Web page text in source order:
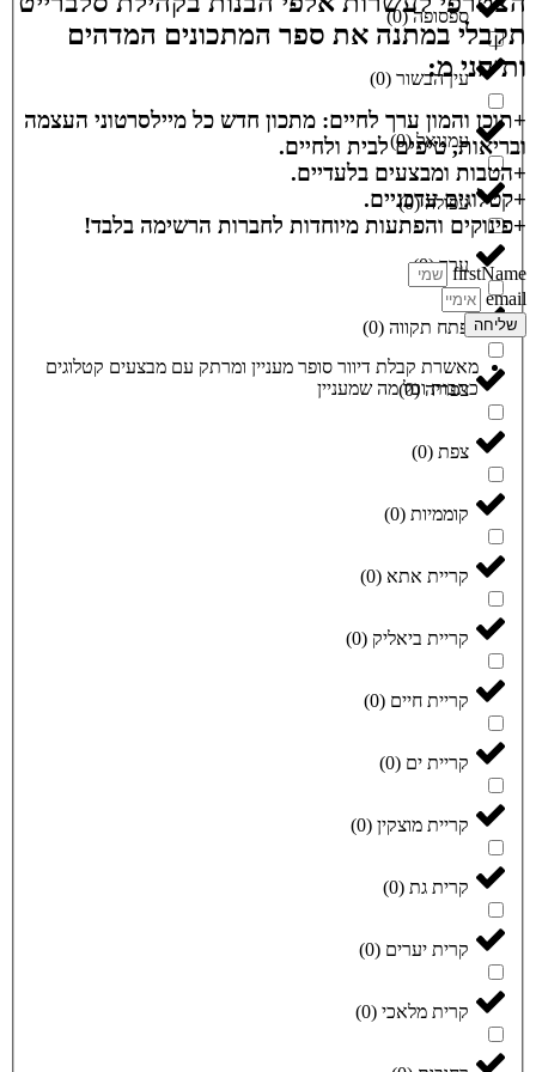
ספסופה(
0
)
עין הבשור (
0
)
עמנואל(
0
)
עפולה(
0
)
ערד(
0
)
פתח תקווה (
0
)
צפריה(
0
)
צפת (
0
)
קוממיות (
0
)
קריית אתא (
0
)
קריית ביאליק (
0
)
קריית חיים (
0
)
קריית ים (
0
)
קריית מוצקין (
0
)
קרית גת (
0
)
קרית יערים (
0
)
קרית מלאכי (
0
)
תקבלי במתנה את ספר המתכונים המדהים
ותיהני מ:
+תוכן והמון ערך לחיים: מתכון חדש כל מיילסרטוני העצמה
ובריאות, טיפים לבית ולחיים.
+הטבות ומבצעים בלעדיים.
+קטלוגים עדכניים.
+פינוקים והפתעות מיוחדות לחברות הרשימה בלבד!
firstName
email
שליחה
מאשרת קבלת דיוור סופר מעניין ומרתק עם מבצעים קטלוגים
כתבות וכל מה שמעניין